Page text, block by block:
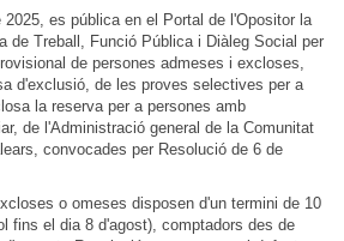
2025, es pública en el Portal de l'Opositor la
de Treball, Funció Pública i Diàleg Social per
de persones admeses i excloses,
d'exclusió, de les proves selectives per a
la reserva per a persones amb
de l'Administració general de la Comunitat
convocades per Resolució de 6 de
o omeses disposen d'un termini de 10
fins el dia 8 d'agost), comptadors des de